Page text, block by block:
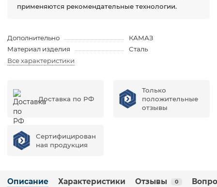
применяются рекомендательные технологии.
Дополнительно
КАМАЗ
Материал изделия
Сталь
Все характеристики
Доставка по РФ
Только
положительные
отзывы
Сертифицирован
ная продукция
Описание Характеристики Отзывы 0